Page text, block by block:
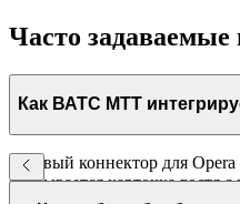
Часто задаваемые
Как ВАТС МТТ
Готовый коннектор для
открывается карточка гостя